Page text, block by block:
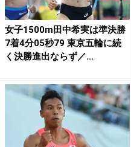
女子1500m田中希実は準決勝
7着4分05秒79 東京五輪に続
く決勝進出ならず／...